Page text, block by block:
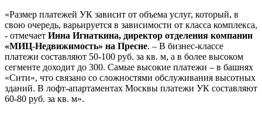
«Размер платежей УК зависит от объема услуг, который, в
свою очередь, варьируется в зависимости от класса комплекса,
- отмечает Инна Игнаткина, директор отделения компании
«МИЦ-Недвижимость» на Пресне. – В бизнес-классе
платежи составляют 50-100 руб. за кв. м, а в более высоком
сегменте доходит до 300. Самые высокие платежи – в башнях
«Сити», что связано со сложностями обслуживания высотных
зданий. В лофт-апартаментах Москвы платежи УК составляют
60-80 руб. за кв. м».